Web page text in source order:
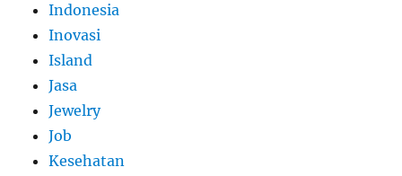
Indonesia
Inovasi
Island
Jasa
Jewelry
Job
Kesehatan